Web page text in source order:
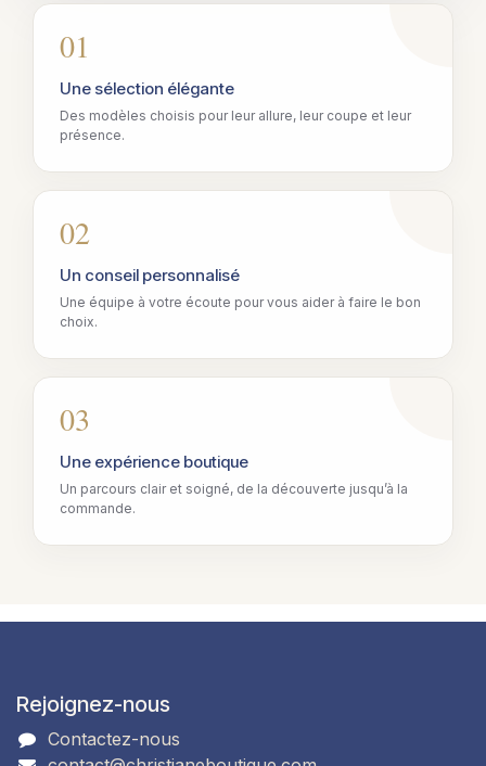
01
Une sélection élégante
Des modèles choisis pour leur allure, leur coupe et leur
présence.
02
Un conseil personnalisé
Une équipe à votre écoute pour vous aider à faire le bon
choix.
03
Une expérience boutique
Un parcours clair et soigné, de la découverte jusqu’à la
commande.
Rejoignez-nous
Contactez-nous